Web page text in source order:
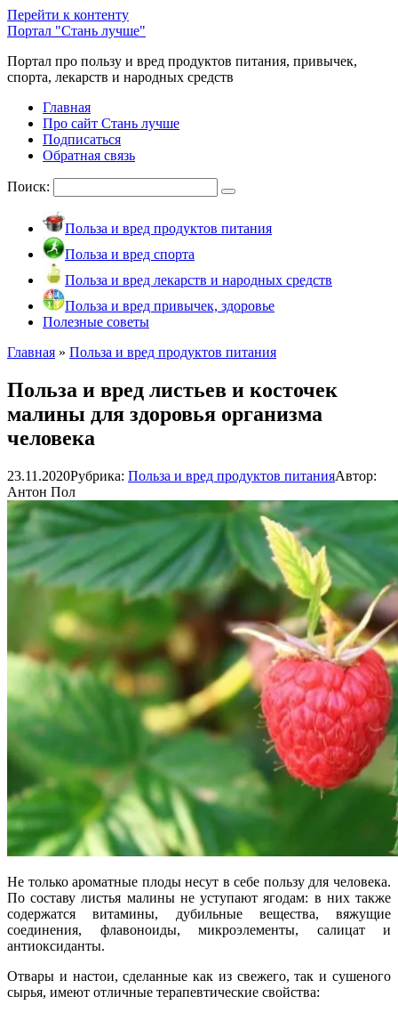
Перейти к контенту
Портал "Стань лучше"
Портал про пользу и вред продуктов питания, привычек,
спорта, лекарств и народных средств
Главная
Про сайт Стань лучше
Подписаться
Обратная связь
Поиск:
Польза и вред продуктов питания
Польза и вред спорта
Польза и вред лекарств и народных средств
Польза и вред привычек, здоровье
Полезные советы
Главная » Польза и вред продуктов питания
Польза и вред листьев и косточек
малины для здоровья организма
человека
23.11.2020Рубрика: Польза и вред продуктов питанияАвтор:
Антон Пол
Не только ароматные плоды несут в себе пользу для человека.
По составу листья малины не уступают ягодам: в них также
содержатся витамины, дубильные вещества, вяжущие
соединения, флавоноиды, микроэлементы, салицат и
антиоксиданты.
Отвары и настои, сделанные как из свежего, так и сушеного
сырья, имеют отличные терапевтические свойства: